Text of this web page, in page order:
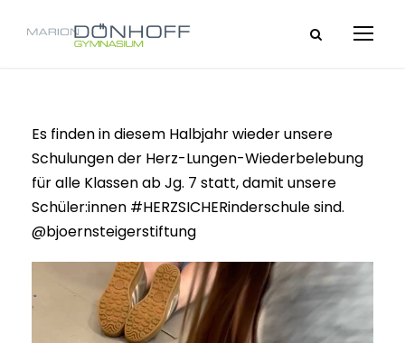
Es finden in diesem Halbjahr wieder unsere
Schulungen der Herz-Lungen-Wiederbelebung
für alle Klassen ab Jg. 7 statt, damit unsere
Schüler:innen #HERZSICHERinderschule sind.
@bjoernsteigerstiftung